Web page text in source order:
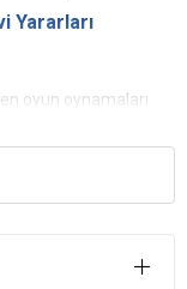
Yararları
oyun oynamaları
zevk duyarlar.